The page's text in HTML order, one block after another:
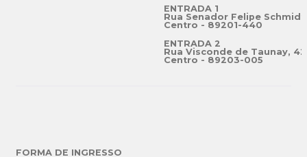
ENTRADA 1
Rua Senador Felipe
Centro - 89201-440
ENTRADA 2
Rua Visconde de Taunay,
Centro - 89203-005
FORMA DE INGRESSO